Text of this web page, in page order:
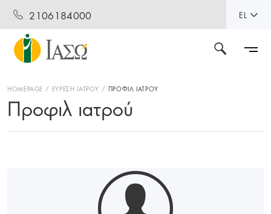
2106184000 EL
HOMEPAGE ΕΥΡΕΣΗ ΙΑΤΡΟΥ ΠΡΟΦΙΛ ΙΑΤΡΟΥ
Προφιλ ιατρού